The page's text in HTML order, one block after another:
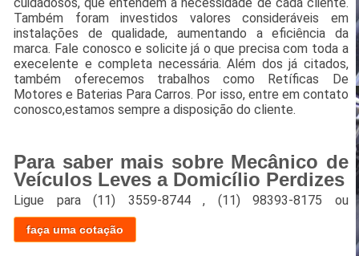
cuidadosos, que entendem a necessidade de cada cliente.
Também foram investidos valores consideráveis em
instalações de qualidade, aumentando a eficiência da
marca. Fale conosco e solicite já o que precisa com toda a
execelente e completa necessária. Além dos já citados,
também oferecemos trabalhos como Retíficas De
Motores e Baterias Para Carros. Por isso, entre em contato
conosco,estamos sempre a disposição do cliente.
Para saber mais sobre Mecânico de
Veículos Leves a Domicílio Perdizes
Ligue para(11) 3559-8744 , (11) 98393-8175 ou
faça uma cotação